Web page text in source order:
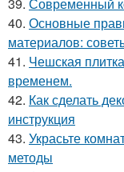
40. Основные
материалов:
41. Чешская
временем.
42. Как сделать
инструкция
43. Украсьте
методы